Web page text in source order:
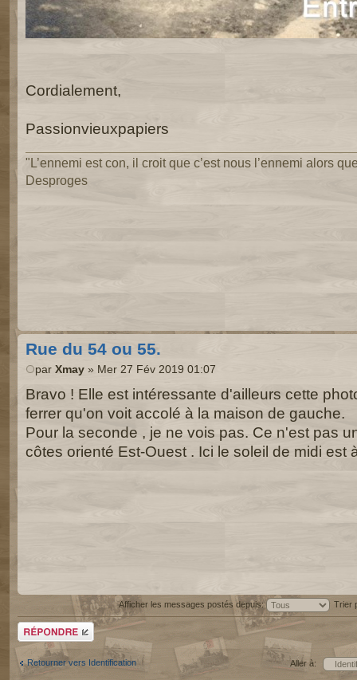
Cordialement,
Passionvieuxpapiers
"L’ennemi est con, il croit que c’est nous l’ennemi alors
Desproges
Rue du 54 ou 55.
par Xmay » Mer 27 Fév 2019 01:07
Bravo ! Elle est intéressante d'ailleurs cette
ferrer qu'on voit accolé à la maison de gauche.
Pour la seconde , je ne vois pas. Ce n'est pas
côtes orienté Est-Ouest . Ici le soleil de midi est
Afficher les messages postés depuis: Trier
Répondre
Retourner vers Identification Aller à: